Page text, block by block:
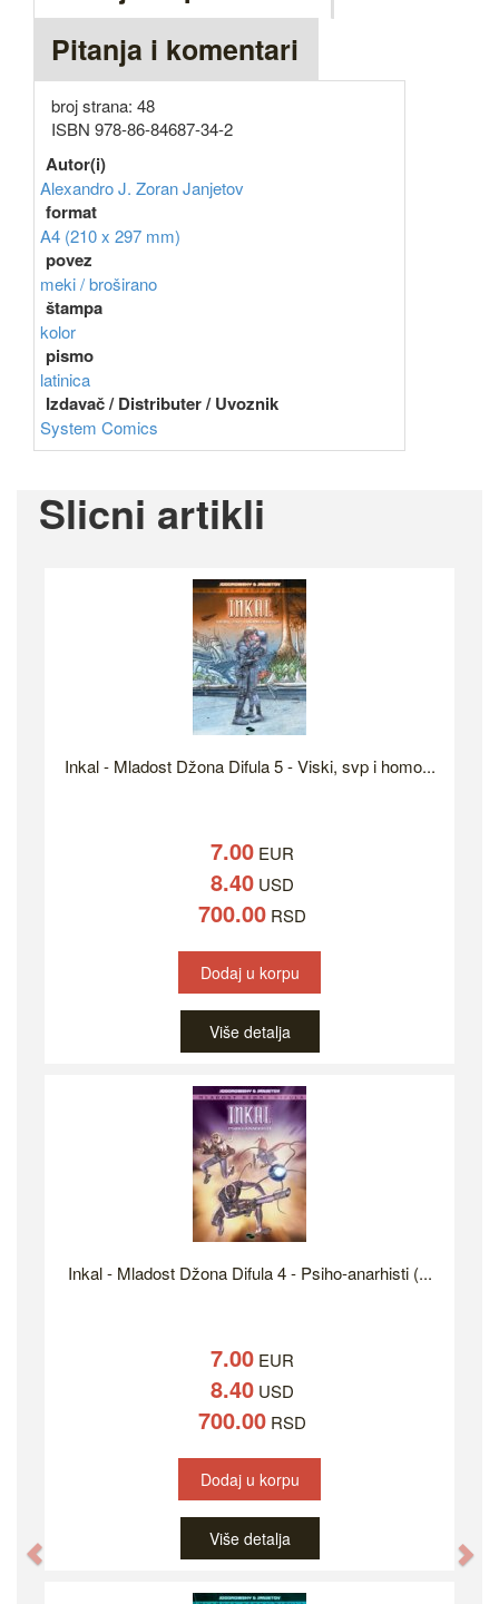
Pitanja i komentari
broj strana: 48
ISBN 978-86-84687-34-2
Autor(i)
Alexandro J. Zoran Janjetov
format
A4 (210 x 297 mm)
povez
meki / broširano
štampa
kolor
pismo
latinica
Izdavač / Distributer / Uvoznik
System Comics
Slicni artikli
Inkal - Mladost Džona Difula 5 - Viski, svp i homo...
7.00 EUR
8.40 USD
700.00 RSD
Dodaj u korpu
Više detalja
Inkal - Mladost Džona Difula 4 - Psiho-anarhisti (...
7.00 EUR
8.40 USD
700.00 RSD
Dodaj u korpu
Više detalja